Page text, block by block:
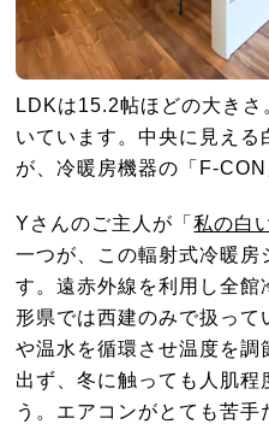
LDKは15.2帖ほどの大き
いています。中央に見え
が、冷暖房機器の「F-CON
Yさんのご主人が「私の白
一つが、この輻射式冷暖
す。遠赤外線を利用し全館
形県では西建のみで扱って
や温水を循環させ温度を調
出ず、冬に触っても人肌程
う。エアコンがとても苦